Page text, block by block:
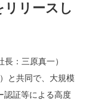
リースし
：三原真一）
と共同で、大規模
認証等による高度